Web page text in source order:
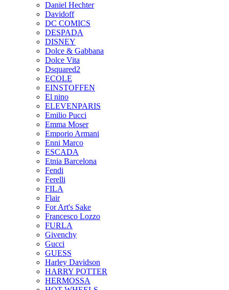
Daniel Hechter
Davidoff
DC COMICS
DESPADA
DISNEY
Dolce & Gabbana
Dolce Vita
Dsquared2
ECOLE
EINSTOFFEN
El nino
ELEVENPARIS
Emilio Pucci
Emma Moser
Emporio Armani
Enni Marco
ESCADA
Etnia Barcelona
Fendi
Ferelli
FILA
Flair
For Art's Sake
Francesco Lozzo
FURLA
Givenchy
Gucci
GUESS
Harley Davidson
HARRY POTTER
HERMOSSA